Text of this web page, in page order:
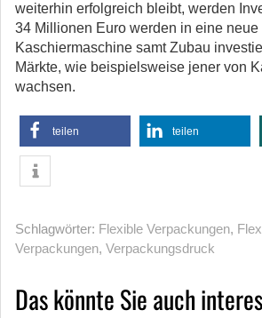
weiterhin erfolgreich bleibt, werden
34 Millionen Euro werden in eine neue
Kaschiermaschine samt Zubau
Märkte, wie beispielsweise jener von
wachsen.
teilen teilen
Schlagwörter: Flexible Verpackungen,
Verpackungen, Verpackungsdruck
Das könnte Sie auch